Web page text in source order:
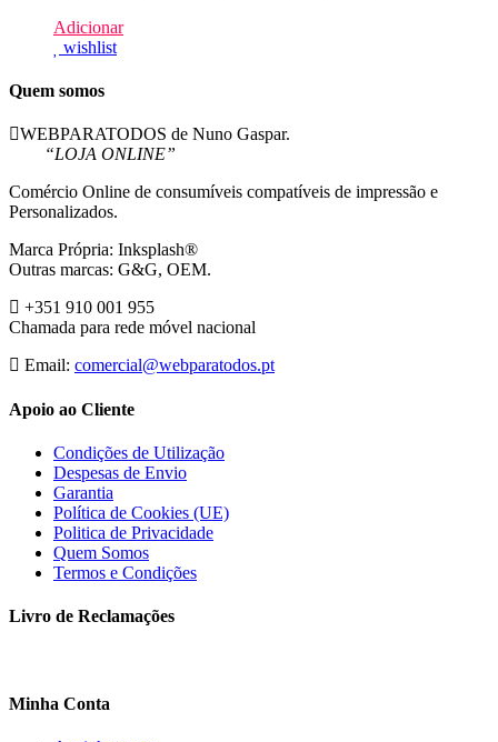
Adicionar
wishlist
Quem somos
WEBPARATODOS de Nuno Gaspar.
“LOJA ONLINE”
Comércio Online de consumíveis compatíveis de impressão e
Personalizados.
Marca Própria: Inksplash®
Outras marcas: G&G, OEM.
+351 910 001 955
Chamada para rede móvel nacional
Email: comercial@webparatodos.pt
Apoio ao Cliente
Condições de Utilização
Despesas de Envio
Garantia
Política de Cookies (UE)
Politica de Privacidade
Quem Somos
Termos e Condições
Livro de Reclamações
Minha Conta